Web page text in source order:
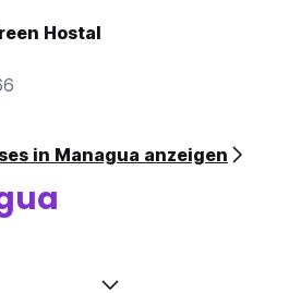
Hostal
in Managua anzeigen